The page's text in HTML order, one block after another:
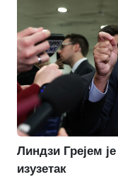
Линдзи Грејем
изузетак